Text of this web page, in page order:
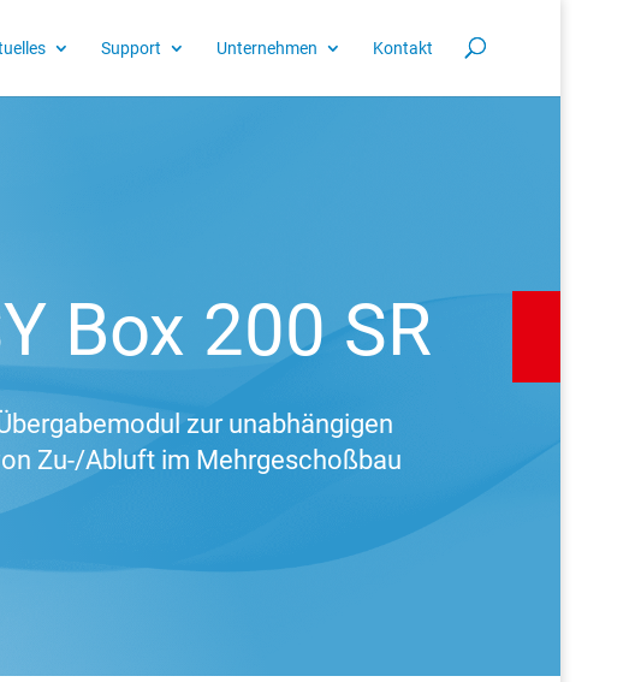
Support Unternehmen Kontakt
Box 200 SR
zur unabhängigen
Zu-/Abluft im Mehrgeschoßbau